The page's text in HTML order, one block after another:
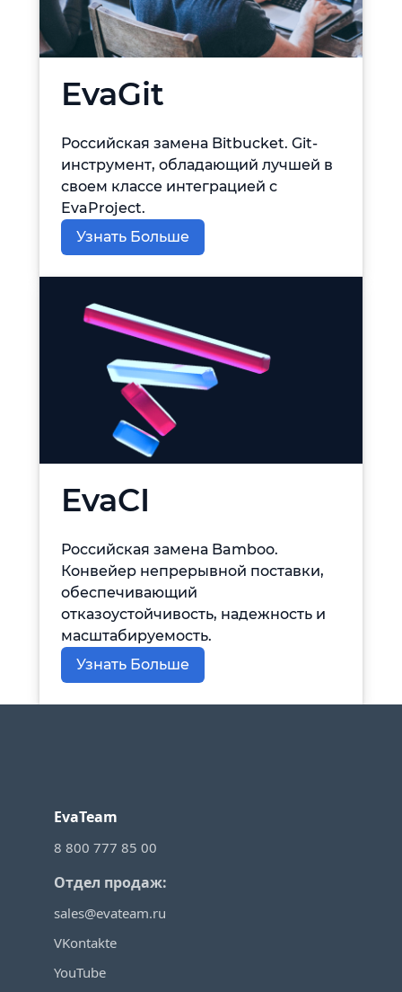
EvaGit
Российская замена Bitbucket. Git-
инструмент, обладающий лучшей в
своем классе интеграцией с
EvaProject.
Узнать Больше
EvaCI
Российская замена Bamboo.
Конвейер непрерывной поставки,
обеспечивающий
отказоустойчивость, надежность и
масштабируемость.
Узнать Больше
EvaTeam
8 800 777 85 00
Отдел продаж:
sales@evateam.ru
VKontakte
YouTube